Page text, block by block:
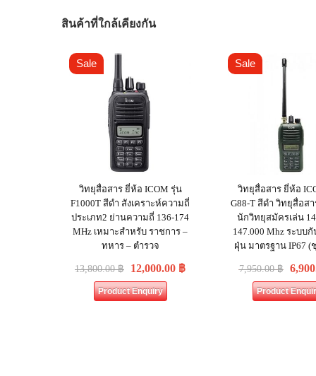
สินค้าที่ใกล้เคียงกัน
Sale
วิทยุสื่อสาร ยี่ห้อ ICOM รุ่น
F1000T สีดำ สังเคราะห์ความถี่
ประเภท2 ย่านความถี่ 136-174
MHz เหมาะสำหรับ ราชการ –
ทหาร – ตำรวจ
13,800.00฿ 12,000.00 ฿
Product Enquiry
Sale
วิทยุสื่อสาร ยี่ห้อ
G88-T สีดำ วิทยุสื่อส
นักวิทยุสมัครเล่น
147.000 Mhz ระบบ
ฝุ่น มาตรฐาน IP67 (
7,950.00฿
Product